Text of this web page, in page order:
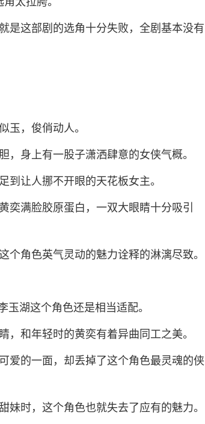
是这部剧的选角十分失败，全剧基本没有
玉，俊俏动人。
，身上有一股子潇洒肆意的女侠气概。
到让人挪不开眼的天花板女主。
奕满脸胶原蛋白，一双大眼睛十分吸引
角色英气灵动的魅力诠释的淋漓尽致。
玉湖这个角色还是相当适配。
，和年轻时的黄奕有着异曲同工之美。
爱的一面，却丢掉了这个角色最灵魂的侠
妹时，这个角色也就失去了应有的魅力。